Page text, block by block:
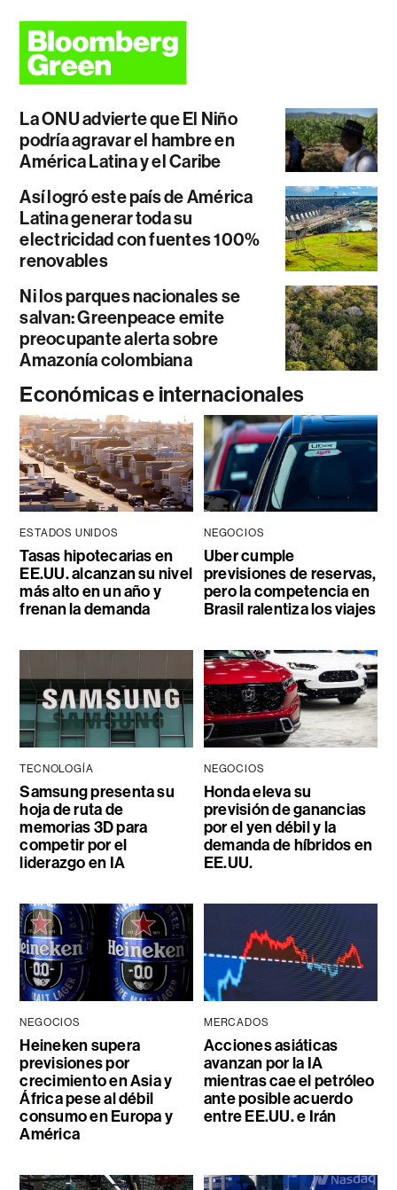
La ONU advierte que El Niño
podría agravar el hambre en
América Latina y el Caribe
Así logró este país de América
Latina generar toda su
electricidad con fuentes 100%
renovables
Ni los parques nacionales se
salvan: Greenpeace emite
preocupante alerta sobre
Amazonía colombiana
Económicas e internacionales
ESTADOS UNIDOS
Tasas hipotecarias en
EE.UU. alcanzan su nivel
más alto en un año y
frenan la demanda
NEGOCIOS
Uber cumple
previsiones de reservas,
pero la competencia en
Brasil ralentiza los viajes
TECNOLOGÍA
Samsung presenta su
hoja de ruta de
memorias 3D para
competir por el
liderazgo en IA
NEGOCIOS
Honda eleva su
previsión de ganancias
por el yen débil y la
demanda de híbridos en
EE.UU.
NEGOCIOS
Heineken supera
previsiones por
crecimiento en Asia y
África pese al débil
consumo en Europa y
América
MERCADOS
Acciones asiáticas
avanzan por la IA
mientras cae el petróleo
ante posible acuerdo
entre EE.UU. e Irán